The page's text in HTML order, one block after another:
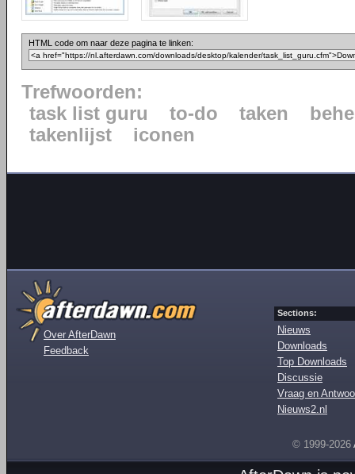
HTML code om naar deze pagina te linken:
Trefwoorden:
task list guru
to-do taken
takenlijst
iconen
Over AfterDawn
Feedback
Sections:
Nieuws
Downloads
Top Downloads
Discussie
Vraag en
Nieuws2.nl
© 1999-2026